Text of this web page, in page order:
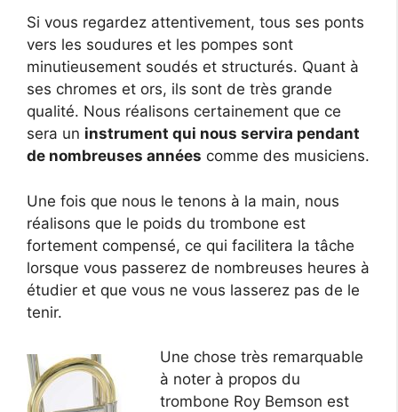
Si vous regardez attentivement, tous ses ponts
vers les soudures et les pompes sont
minutieusement soudés et structurés. Quant à
ses chromes et ors, ils sont de très grande
qualité. Nous réalisons certainement que ce
sera un instrument qui nous servira pendant
de nombreuses années comme des musiciens.
Une fois que nous le tenons à la main, nous
réalisons que le poids du trombone est
fortement compensé, ce qui facilitera la tâche
lorsque vous passerez de nombreuses heures à
étudier et que vous ne vous lasserez pas de le
tenir.
Une chose très remarquable
à noter à propos du
trombone Roy Bemson est